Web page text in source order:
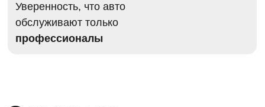
Уверенность, что авто
обслуживают только
профессионалы